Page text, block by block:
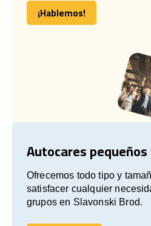
¡Hablemos!
¡Hablemos!
Autocares
Ofrecemos todo tipo y
satisfacer cualquier
grupos en Slavonski Brod.